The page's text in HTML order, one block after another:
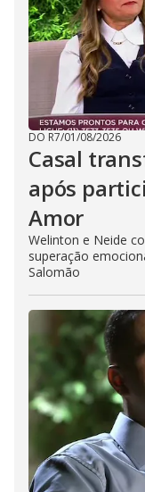
DO R7/01/08/2026
Casal
após
Amor
Welinton e Neide
superação
Salomão